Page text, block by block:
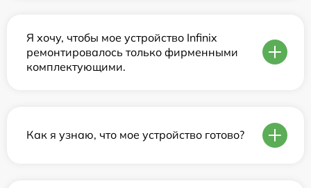
Я хочу, чтобы мое устройство Infinix
ремонтировалось только фирменными
комплектующими.
Как я узнаю, что мое устройство готово?